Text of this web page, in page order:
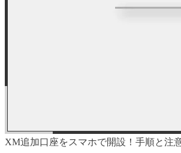
XM追加口座をスマホで開設！手順と注